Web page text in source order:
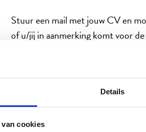
Details
cookies
Stuur een mail met jouw CV en
of u/jij in aanmerking komt voor
Beter Uit. Vinden zij jou/u een